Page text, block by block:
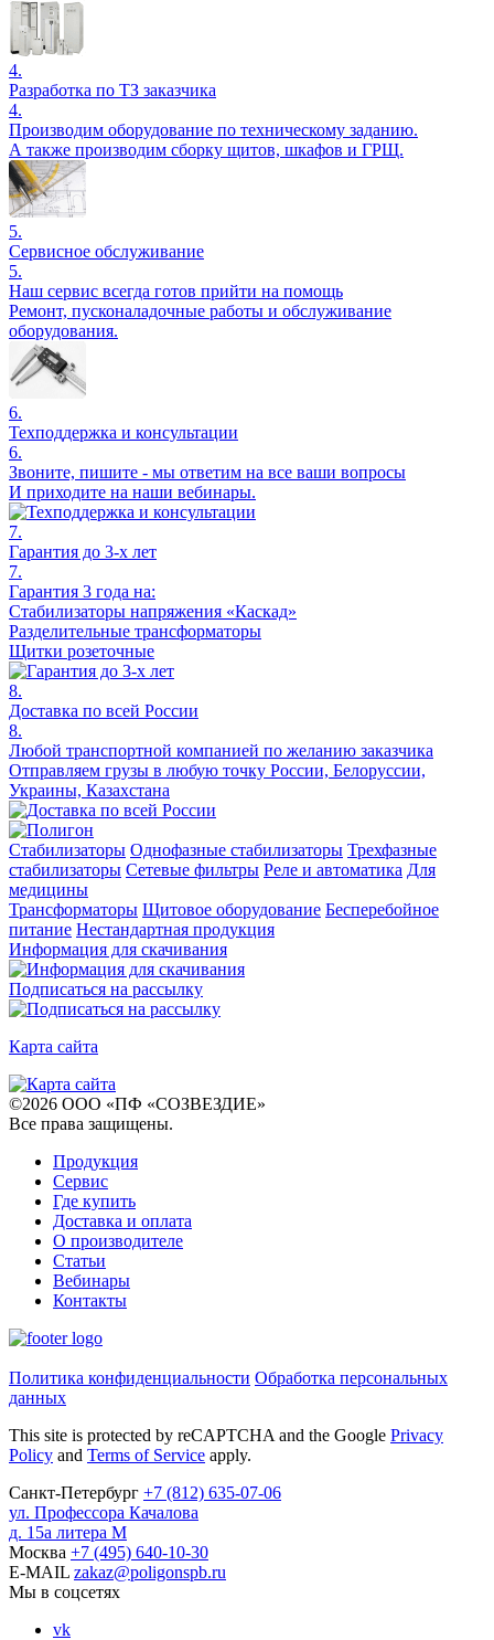
4.
Разработка по ТЗ заказчика
4.
Производим оборудование по техническому заданию.
А также производим сборку щитов, шкафов и ГРЩ.
5.
Сервисное обслуживание
5.
Наш сервис всегда готов прийти на помощь
Ремонт, пусконаладочные работы и обслуживание
оборудования.
6.
Техподдержка и консультации
6.
Звоните, пишите - мы ответим на все ваши вопросы
И приходите на наши вебинары.
7.
Гарантия до 3-х лет
7.
Гарантия 3 года на:
Стабилизаторы напряжения «Каскад»
Разделительные трансформаторы
Щитки розеточные
8.
Доставка по всей России
8.
Любой транспортной компанией по желанию заказчика
Отправляем грузы в любую точку России, Белоруссии,
Украины, Казахстана
Стабилизаторы Однофазные стабилизаторы Трехфазные
стабилизаторы Сетевые фильтры Реле и автоматика Для
медицины
Трансформаторы Щитовое оборудование Бесперебойное
питание Нестандартная продукция
Информация для скачивания
Подписаться на рассылку
Карта сайта
©2026 ООО «ПФ «СОЗВЕЗДИЕ»
Все права защищены.
Продукция
Сервис
Где купить
Доставка и оплата
О производителе
Статьи
Вебинары
Контакты
Политика конфиденциальности Обработка персональных
данных
This site is protected by reCAPTCHA and the Google Privacy
Policy and Terms of Service apply.
Санкт-Петербург +7 (812) 635-07-06
ул. Профессора Качалова
д. 15а литера М
Москва +7 (495) 640-10-30
E-MAIL zakaz@poligonspb.ru
Мы в соцсетях
vk